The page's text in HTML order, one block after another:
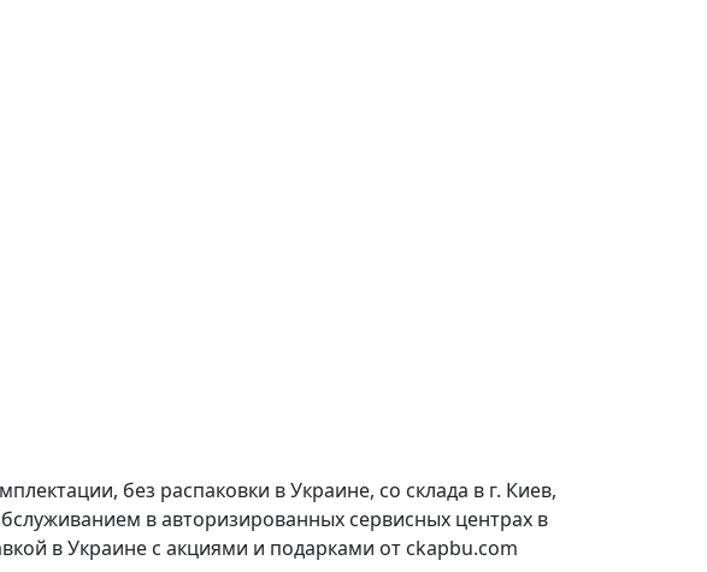
без распаковки в Украине, со склада в г. Киев,
в авторизированных сервисных центрах в
в Украине с акциями и подарками от ckapbu.com